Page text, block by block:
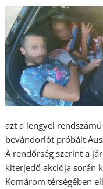
azt a lengyel
bevándorlót próbált
A rendőrség szerint a
kiterjedő akciója során
Komárom térségében